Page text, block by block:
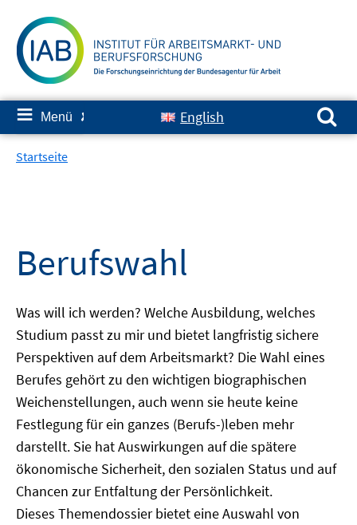
zum
Inhalt
≡ Menü ✘ English
Suchen nach:
Startseite
Berufswahl
Was will ich werden? Welche Ausbildung, welches
Studium passt zu mir und bietet langfristig sichere
Perspektiven auf dem Arbeitsmarkt? Die Wahl eines
Berufes gehört zu den wichtigen biographischen
Weichenstellungen, auch wenn sie heute keine
Festlegung für ein ganzes (Berufs-)leben mehr
darstellt. Sie hat Auswirkungen auf die spätere
ökonomische Sicherheit, den sozialen Status und auf
Chancen zur Entfaltung der Persönlichkeit.
Dieses Themendossier bietet eine Auswahl von